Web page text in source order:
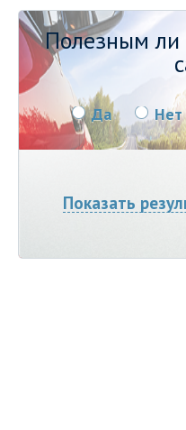
Полезным ли
Да Нет
Показать